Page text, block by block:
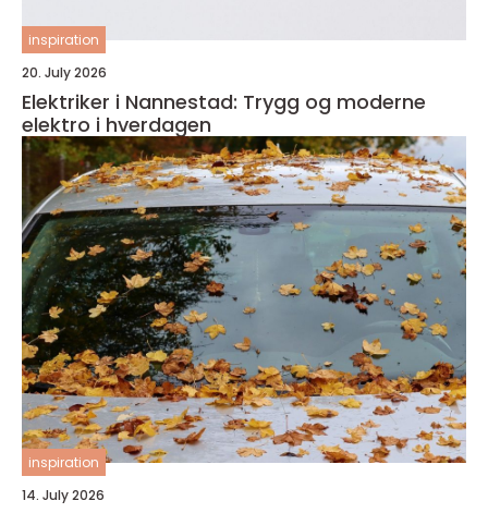
inspiration
20. July 2026
Elektriker i Nannestad: Trygg og moderne
elektro i hverdagen
inspiration
14. July 2026